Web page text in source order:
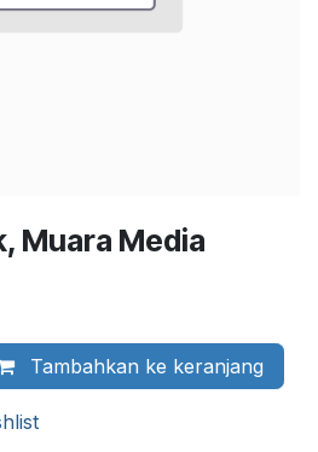
Muara Media
Tambahkan ke keranjang